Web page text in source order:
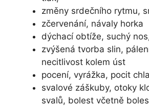
změny srdečního rytmu,
zčervenání, návaly horka
dýchací obtíže, suchý
zvýšená tvorba slin,
necitlivost kolem úst
pocení, vyrážka, pocit
svalové záškuby, otoky
svalů, bolest včetně